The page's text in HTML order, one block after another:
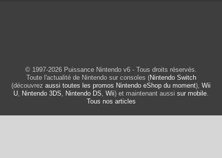
© 1997-2026 Puissance Nintendo v6 - Tous droits réservés.
Toute l'actualité de Nintendo sur consoles (Nintendo Switch
(découvrez aussi toutes les promos Nintendo eShop du moment), Wii
U, Nintendo 3DS, Nintendo DS, Wii) et maintenant aussi sur mobile.
Tous nos articles